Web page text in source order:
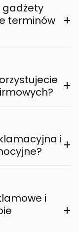
gadżety
terminów
+
+
i +
i
+